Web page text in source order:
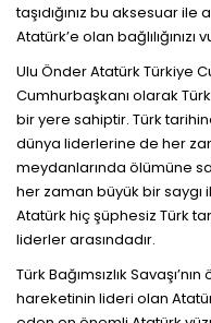
taşıdığınız bu aksesuar ile
Atatürk’e olan
Ulu Önder Atatürk Türkiye
Cumhurbaşkanı olarak
bir yere sahiptir. Türk
dünya liderlerine de her
meydanlarında ölümüne
her zaman büyük bir saygı
Atatürk hiç şüphesiz Türk
liderler arasındadır.
Türk Bağımsızlık
hareketinin lideri olan